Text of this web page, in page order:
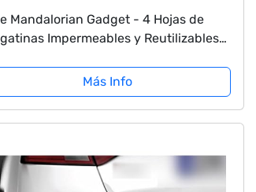
Mandalorian Gadget - 4 Hojas de
Impermeables y Reutilizables
Más Info